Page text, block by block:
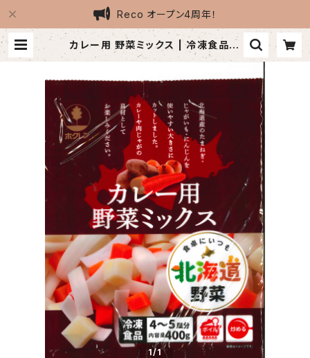
Reco オープン4周年！
カレー用 野菜ミックス | 冷凍食品専
門店Reco
1/1